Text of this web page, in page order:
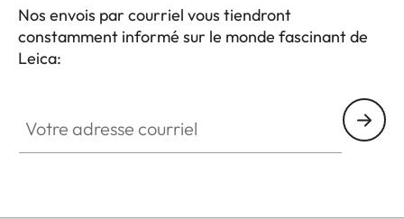
Nos envois par courriel vous tiendront
constamment informé sur le monde fascinant de
Leica: